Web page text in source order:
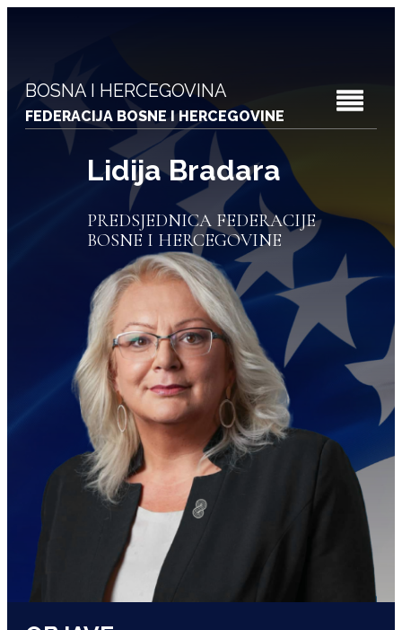
BOSNA I HERCEGOVINA
FEDERACIJA BOSNE I HERCEGOVINE
Lidija Bradara
PREDSJEDNICA FEDERACIJE
BOSNE I HERCEGOVINE